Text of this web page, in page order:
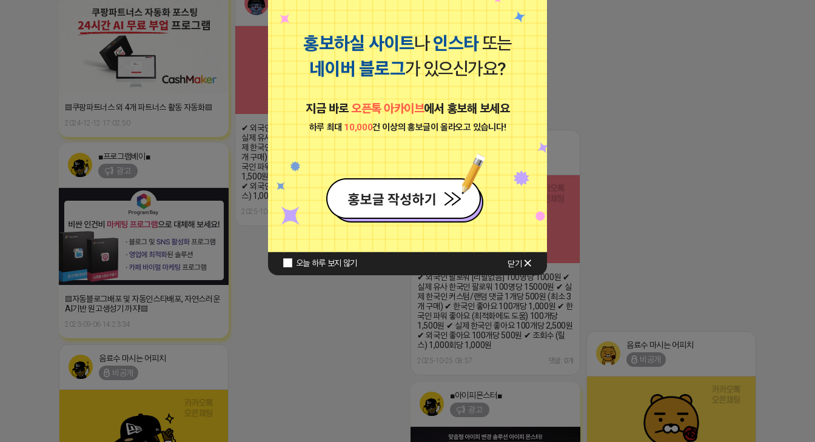
홍보하실 사이트나인스타또는
네이버 블로그가 있으신가요?
지금 바로오픈톡 아카이브에서 홍보해 보세요
하루 최대10,000건 이상의 홍보글이 올라오고 있습니다!
오늘 하루 보지 않기 닫기
▤쿠팡파트너스 외 4개 파트너스 활동 자동화▤
2024-12-12 17:02:50
비공개
✔ 외국인 팔로워 [리필없음] 100명당 1000원 ✔
실제 유사 한국인 팔로워 100명당 15000원 ✔ 실
제 한국인 커스텀/랜덤 댓글 1개당 500원 (최소 3
개 구매) ✔ 한국인 좋아요 100개당 1,000원 ✔ 한
국인 파워 좋아요 (최적화에도 도움) 100개당
1,500원 ✔ 실제 한국인 좋아요 100개당 2,500원
✔ 외국인 좋아요 100개당 500원 ✔ 조회수 (릴
스) 1,000회당 1,000원
2025-10-25 13:40
비공개
✔ 외국인 팔로워 [리필없음] 100명당 1000원 ✔
실제 유사 한국인 팔로워 100명당 15000원 ✔ 실
제 한국인 커스텀/랜덤 댓글 1개당 500원 (최소 3
개 구매) ✔ 한국인 좋아요 100개당 1,000원 ✔ 한
국인 파워 좋아요 (최적화에도 도움) 100개당
1,500원 ✔ 실제 한국인 좋아요 100개당 2,500원
✔ 외국인 좋아요 100개당 500원 ✔ 조회수 (릴
스) 1,000회당 1,000원
2025-10-25 08:57 댓글: 0개
■프로그램베이■
광고
▤자동블로그배포 및 자동인스타배포, 자연스러운
AI기반 원고생성기 까지!▤
2023-09-06 14:23:34
음료수 마시는 어피치
비공개
음료수 마시는 어피치
비공개
■아이피몬스터■
광고